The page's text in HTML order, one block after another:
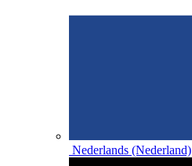
Nederlands (Nederland)